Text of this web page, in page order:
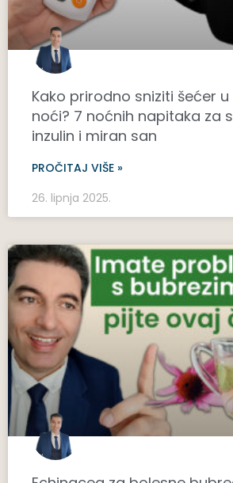
Kako prirodno sniziti šećer
noći? 7 noćnih napitaka za
inzulin i miran san
PROČITAJ VIŠE »
26. lipnja 2025.